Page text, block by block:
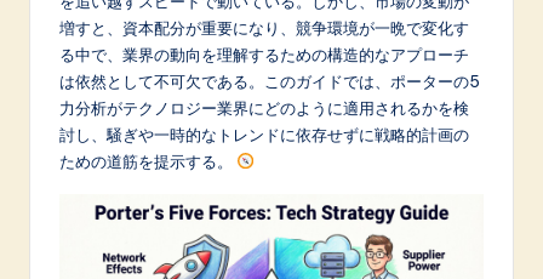
増すと、資本配分が重要になり、競争環境が一晩で変化す
る中で、業界の動向を理解するための構造的なアプローチ
は依然として不可欠である。このガイドでは、ポーターの5
力分析がテクノロジー業界にどのように適用されるかを検
討し、騒ぎや一時的なトレンドに依存せずに戦略的計画の
ための道筋を提示する。